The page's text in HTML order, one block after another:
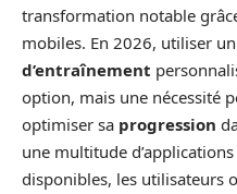
transformation notable
mobiles. En 2026, utiliser un
d’entraînement
option, mais une nécessité
optimiser sa progression
une multitude
disponibles, les utilisateurs